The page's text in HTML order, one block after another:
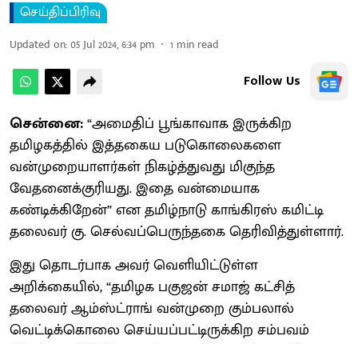
செய்திப்பிரிவு
Updated on:05 Jul 2024, 6:34 pm 1 min read
Follow Us
சென்னை:“அமைதிப் பூங்காவாக இருக்கிற
தமிழகத்தில் இத்தகைய படுகொலைகளை
வன்முறையாளர்கள் நிகழ்த்துவது மிகுந்த
வேதனைக்குரியது. இதை வன்மையாக
கண்டிக்கிறேன்” என தமிழ்நாடு காங்கிரஸ் கமிட்டி
தலைவர் கு. செல்வப்பெருந்தகை தெரிவித்துள்ளார்.
இது தொடர்பாக அவர் வெளியிட்டுள்ள
அறிக்கையில், “தமிழக பகுஜன் சமாஜ் கட்சித்
தலைவர் ஆம்ஸ்ட்ராங் வன்முறை கும்பலால்
வெட்டிக்கொலை செய்யப்பட்டிருக்கிற சம்பவம்